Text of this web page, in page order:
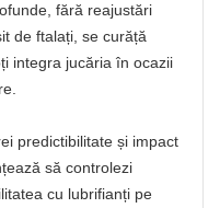
fără reajustări
de ftalați, se curăță
integra jucăria în ocazii
predictibilitate și impact
să controlezi
cu lubrifianți pe